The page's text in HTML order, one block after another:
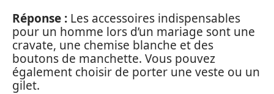
Réponse : Les accessoires indispensables
pour un homme lors d’un mariage sont une
cravate, une chemise blanche et des
boutons de manchette. Vous pouvez
également choisir de porter une veste ou un
gilet.